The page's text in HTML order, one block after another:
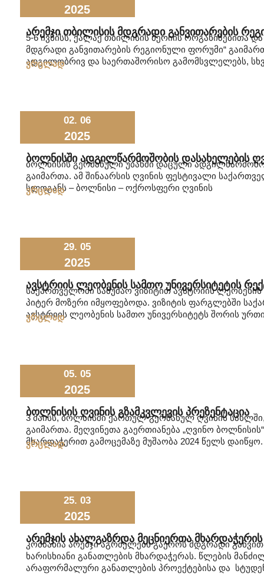
2025
Არემჯი Თბილისის Მდგრადი Განვითარების
5-6 ივნისს, ქალაქ თბილისის მერიის ორგანიზებითა
მდგრადი განვითარების რეგიონული ფორუმი“
ადგილობრივ და საერთაშორისო გამომსვლელებს,
ვრცლად
02. 06
2025
Ბოლნისში Ადგილწარმოშობის Დასახელების
ბოლნისის გერმანული უბანში დაცული
გაიმართა. ამ შინაარსის ღვინის ფესტივალი
სლოგანს – ბოლნისი – ოქროსფერი ღვინის
ვრცლად
29. 05
2025
Ავსტრიის Ლეობენის Სამთო Უნივერსიტეტის
საქართველოში სამუშაო ვიზიტით ავსტრიის
პიტერ მოზერი იმყოფებოდა. ვიზიტის ფარგლებში
ავსტრიის ლეობენის სამთო უნივერსიტეტს შორის
ვრცლად
05. 05
2025
Ბოლნისის Ღვინის Გზამკვლევის Პრეზენტაცია
3 მაისს, ბოლნისში ქართულ-გერმანულ ღვინის
გაიმართა. მეღვინეთა გაერთიანება „ღვინო ბოლნისის“
მხარდაჭერით გამოცემაზე მუშაობა 2024 წელს დაიწყო.
ვრცლად
25. 03
2025
Არემჯის Ახალგაზრდა Მეცნიერთა
კომპანია არემჯი აგრძელებს გაეროს მდგრადი
ხარისხიანი განათლების მხარდაჭერას. წლების
არაფორმალური განათლების პროექტებისა და